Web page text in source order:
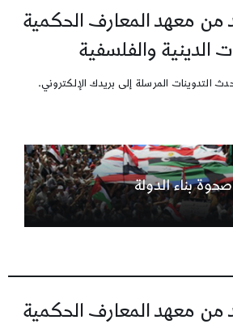
من معهد المعارف الحكمية
الدينية والفلسفية
التدوينات المرسلة إلى بريدك الإلكتروني.
بناء الدولة
من معهد المعارف الحكمية